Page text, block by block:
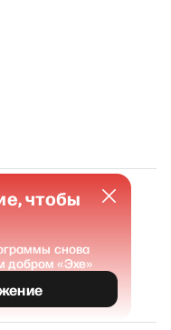
чтобы
снова
добром «Эхе»